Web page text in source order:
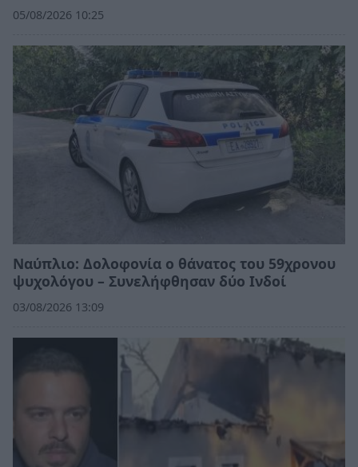
05/08/2026 10:25
Ναύπλιο: Δολοφονία ο θάνατος του 59χρονου
ψυχολόγου – Συνελήφθησαν δύο Ινδοί
03/08/2026 13:09